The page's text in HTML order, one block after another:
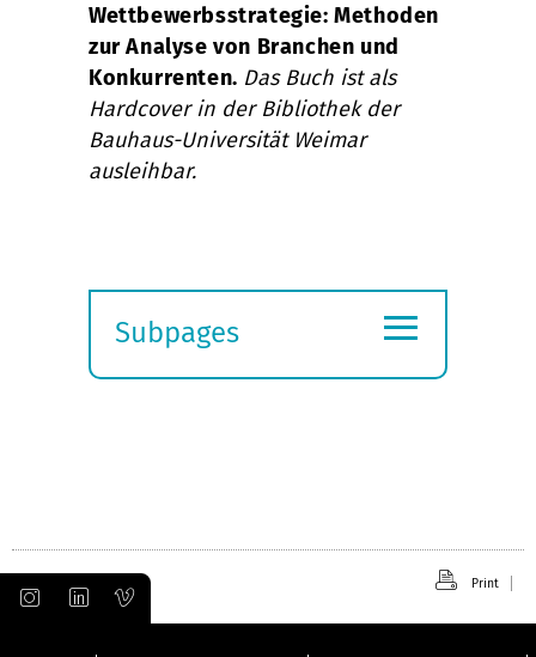
Wettbewerbsstrategie: Methoden
zur Analyse von Branchen und
Konkurrenten. Das Buch ist als
Hardcover in der Bibliothek der
Bauhaus-Universität Weimar
ausleihbar.
Subpages
≡
Print